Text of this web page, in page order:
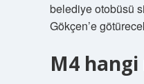
belediye otobüsü
Gökçen’e
M4